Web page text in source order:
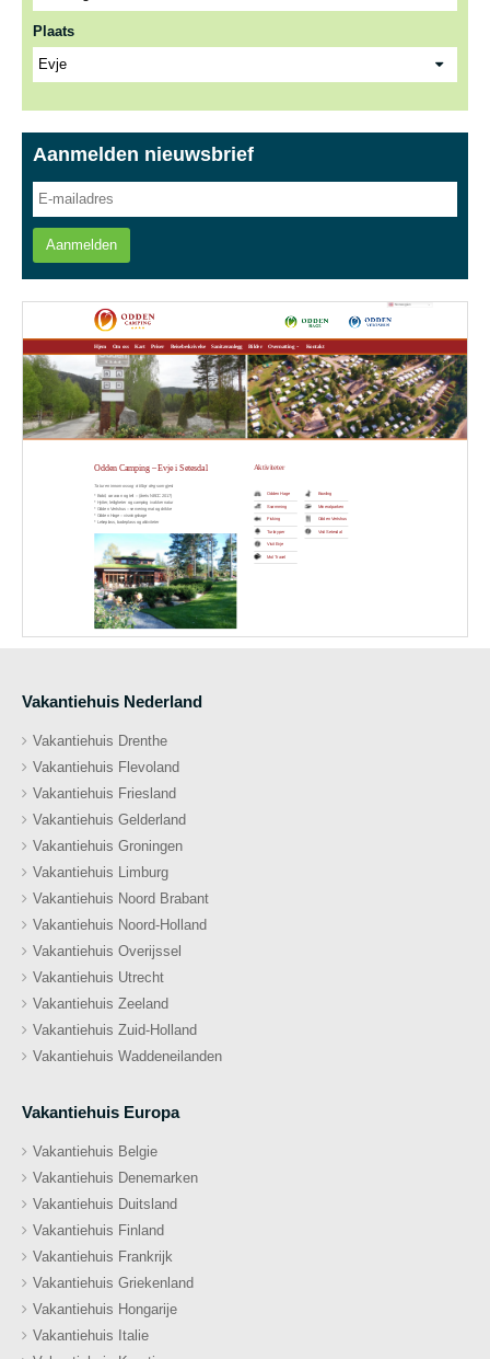
Plaats
Aanmelden nieuwsbrief
Aanmelden
Vakantiehuis Nederland
Vakantiehuis Drenthe
Vakantiehuis Flevoland
Vakantiehuis Friesland
Vakantiehuis Gelderland
Vakantiehuis Groningen
Vakantiehuis Limburg
Vakantiehuis Noord Brabant
Vakantiehuis Noord-Holland
Vakantiehuis Overijssel
Vakantiehuis Utrecht
Vakantiehuis Zeeland
Vakantiehuis Zuid-Holland
Vakantiehuis Waddeneilanden
Vakantiehuis Europa
Vakantiehuis Belgie
Vakantiehuis Denemarken
Vakantiehuis Duitsland
Vakantiehuis Finland
Vakantiehuis Frankrijk
Vakantiehuis Griekenland
Vakantiehuis Hongarije
Vakantiehuis Italie